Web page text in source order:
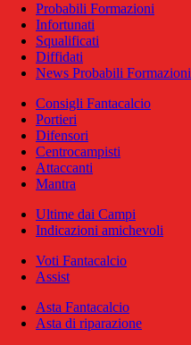
Probabili Formazioni
Infortunati
Squalificati
Diffidati
News Probabili Formazioni
Consigli Fantacalcio
Portieri
Difensori
Centrocampisti
Attaccanti
Mantra
Ultime dai Campi
Indicazioni amichevoli
Voti Fantacalcio
Assist
Asta Fantacalcio
Asta di riparazione